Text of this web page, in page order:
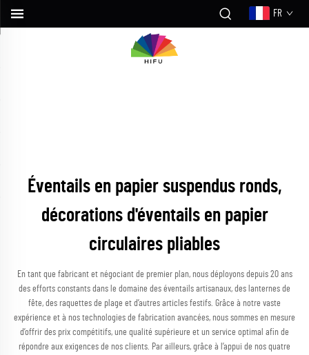
FR
Éventails en papier suspendus ronds,
décorations d'éventails en papier
circulaires pliables
En tant que fabricant et négociant de premier plan, nous déployons depuis 20 ans
des efforts constants dans le domaine des éventails artisanaux, des lanternes de
fête, des raquettes de plage et d’autres articles festifs. Grâce à notre vaste
expérience et à nos technologies de fabrication avancées, nous sommes en mesure
d’offrir des prix compétitifs, une qualité supérieure et un service optimal afin de
répondre aux exigences de nos clients. Par ailleurs, grâce à l’appui de nos quatre